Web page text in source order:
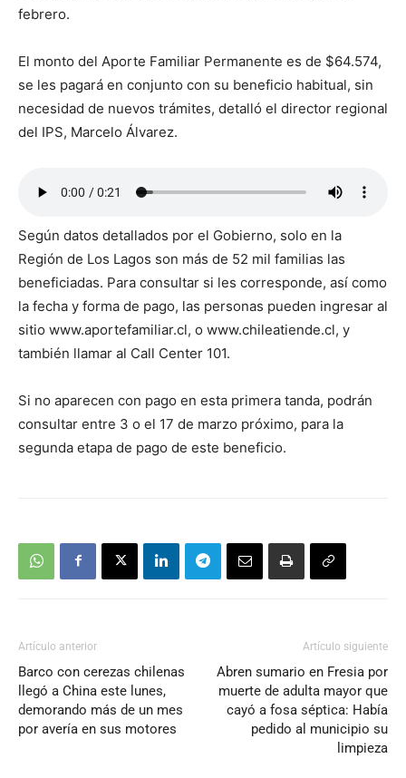
febrero.
El monto del Aporte Familiar Permanente es de $64.574,
se les pagará en conjunto con su beneficio habitual, sin
necesidad de nuevos trámites, detalló el director regional
del IPS, Marcelo Álvarez.
Según datos detallados por el Gobierno, solo en la
Región de Los Lagos son más de 52 mil familias las
beneficiadas. Para consultar si les corresponde, así como
la fecha y forma de pago, las personas pueden ingresar al
sitio www.aportefamiliar.cl, o www.chileatiende.cl, y
también llamar al Call Center 101.
Si no aparecen con pago en esta primera tanda, podrán
consultar entre 3 o el 17 de marzo próximo, para la
segunda etapa de pago de este beneficio.
Artículo anterior
Barco con cerezas chilenas
llegó a China este lunes,
demorando más de un mes
por avería en sus motores
Artículo siguiente
Abren sumario en Fresia por
muerte de adulta mayor que
cayó a fosa séptica: Había
pedido al municipio su
limpieza